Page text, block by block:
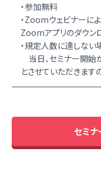
・参加無料
・Zoomウェビナーに
Zoomアプリのダウン
・規定人数に達しない
当日、セミナー開始
とさせていただきます
セミ